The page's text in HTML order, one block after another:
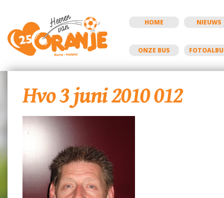
HOME NIEUWS
ONZE BUS
Hvo 3 juni 2010 012